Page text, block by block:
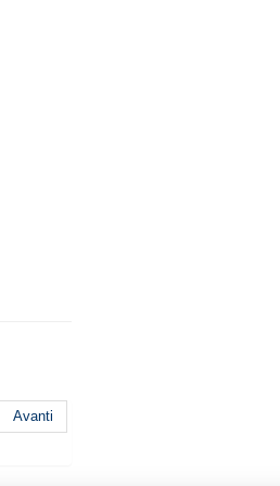
Avanti